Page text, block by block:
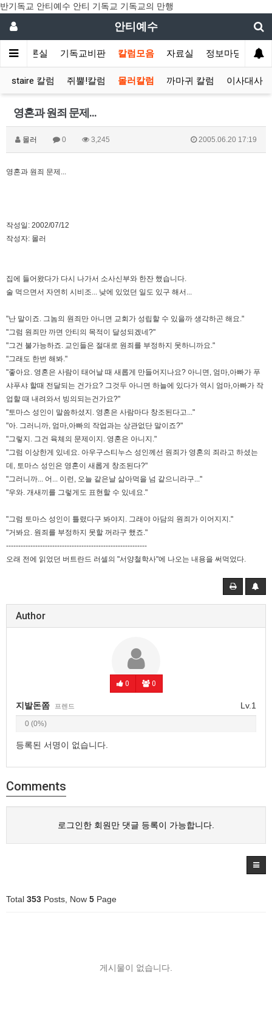
반기독교 안티예수 안티 기독교 기독교의 만행
안티예수
토론실 기독교비판 칼럼모음 자료실 정보마당
staire 칼럼 쥐뿔!칼럼 몰러칼럼 까마귀 칼럼 이사대사
영혼과 원죄 문제...
몰러 0 3,245 2005.06.20 17:19
영혼과 원죄 문제...
작성일: 2002/07/12
작성자: 몰러
집에 들어왔다가 다시 나가서 소사신부와 한잔 했습니다.
술 먹으면서 자연히 시비조... 낮에 있었던 일도 있구 해서...
"난 말이죠. 그놈의 원죄만 아니면 교회가 성립할 수 있을까 생각하곤 해요."
"그럼 원죄만 까면 안티의 목적이 달성되겠네?"
"그건 불가능하죠. 교인들은 절대로 원죄를 부정하지 못하니까요."
"그래도 한번 해봐."
"좋아요. 영혼은 사람이 태어날 때 새롭게 만들어지나요? 아니면, 엄마,아빠가 푸
샤푸샤 할때 전달되는 건가요? 그것두 아니면 하늘에 있다가 역시 엄마,아빠가 작
업할 때 내려와서 빙의되는건가요?"
"토마스 성인이 말씀하셨지. 영혼은 사람마다 창조된다고..."
"아. 그러니까, 엄마,아빠의 작업과는 상관없단 말이죠?"
"그렇지. 그건 육체의 문제이지. 영혼은 아니지."
"그럼 이상한게 있네요. 아우구스티누스 성인께선 원죄가 영혼의 죄라고 하셨는
데, 토마스 성인은 영혼이 새롭게 창조된다?"
"그러니까... 어... 이런, 오늘 같은날 삶아먹을 넘 같으니라구..."
"우와. 개새끼를 그렇게도 표현할 수 있네요."
"그럼 토마스 성인이 틀렸다구 봐야지. 그래야 아담의 원죄가 이어지지."
"거봐요. 원죄를 부정하지 못할 꺼라구 했죠."
----------------------------------------------------------
오래 전에 읽었던 버트란드 러셀의 "서양철학사"에 나오는 내용을 써먹었다.
Author
0 0
Lv.1
지발돈쫌 프렌드
0 (0%)
등록된 서명이 없습니다.
Comments
로그인한 회원만 댓글 등록이 가능합니다.
Total 353 Posts, Now 5 Page
게시물이 없습니다.